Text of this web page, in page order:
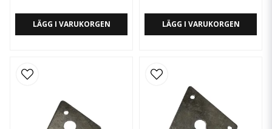
LÄGG I VARUKORGEN LÄGG I VARUKORGEN